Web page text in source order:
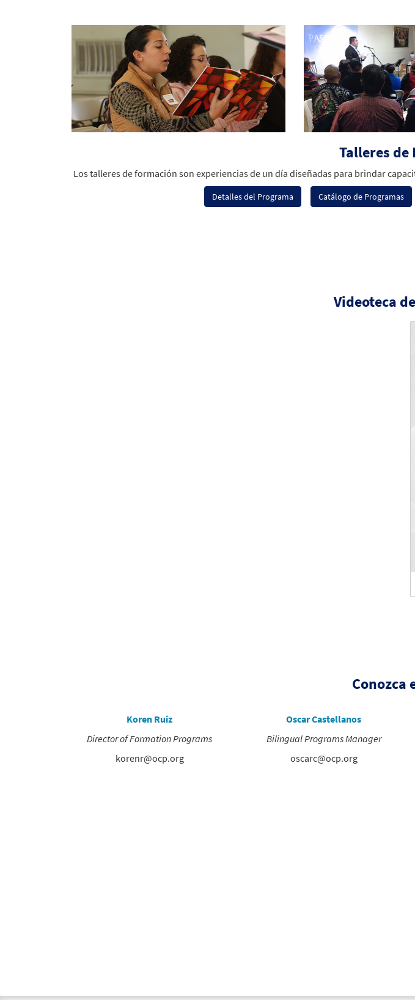
Talleres de
Los talleres de formación son experiencias de un día diseñadas para brindar
Detalles del Programa Catálogo de Programas
Videoteca
Conozca
Koren Ruiz
Director of Formation Programs
korenr@ocp.org
Oscar Castellanos
Bilingual Programs Manager
oscarc@ocp.org